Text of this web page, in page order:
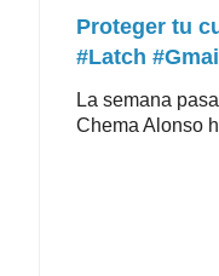
Proteger tu
#Latch
La semana
Chema Alonso